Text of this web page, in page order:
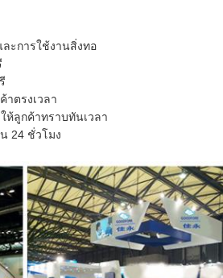
ละการใช้งานสิ่งทอ
าตรงเวลา
ห้ลูกค้าทราบทันเวลา
24 ชั่วโมง